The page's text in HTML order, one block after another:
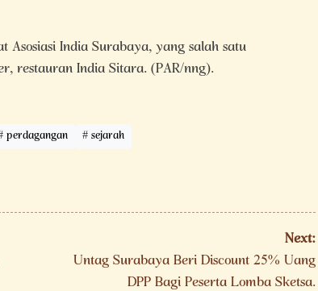
India Surabaya, yang salah satu
restauran India Sitara. (PAR/nng).
perdagangan sejarah
Next:
Untag Surabaya Beri Discount 25% Uang
DPP Bagi Peserta Lomba Sketsa.